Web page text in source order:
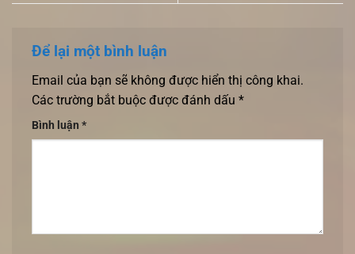
Để lại một bình luận
Email của bạn sẽ không được hiển thị công khai.
Các trường bắt buộc được đánh dấu *
Bình luận *